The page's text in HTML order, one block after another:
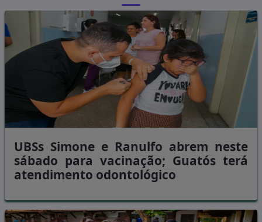
UBSs Simone e Ranulfo abrem neste
sábado para vacinação; Guatós terá
atendimento odontológico